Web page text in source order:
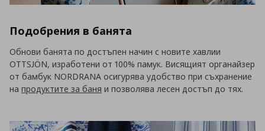
Подобрения в банята
Обнови банята по достъпен начин с новите хавлии
OTTSJÖN, изработени от 100% памук. Висящият органайзер
от бамбук NORDRANA осигурява удобство при съхранение
на продуктите за баня и позволява лесен достъп до тях.